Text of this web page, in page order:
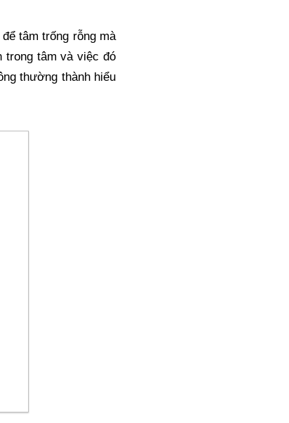
tâm trống rỗng mà
trong tâm và việc đó
thường thành hiểu